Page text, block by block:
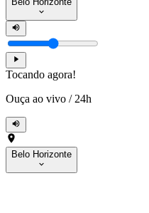
Tocando agora!
Ouça ao vivo / 24h
Belo Horizonte